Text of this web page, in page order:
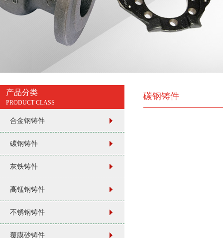
产品分类
PRODUCT CLASS
合金钢铸件
碳钢铸件
灰铁铸件
高锰钢铸件
不锈钢铸件
覆膜砂铸件
碳钢铸件